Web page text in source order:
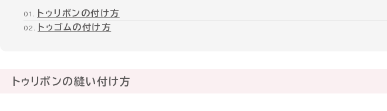
トゥリボンの付け方
トゥゴムの付け方
トゥリボンの縫い付け方